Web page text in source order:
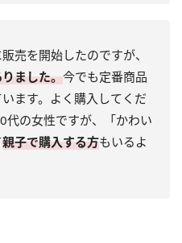
売を開始したのですが、
ました。今でも定番商品
ます。よく購入してくだ
代の女性ですが、「かわい
親子で購入する方もいるよ